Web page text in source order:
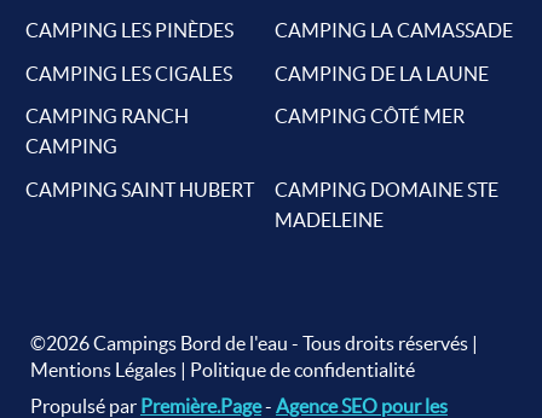
CAMPING LES PINÈDES
CAMPING LA CAMASSADE
CAMPING LES CIGALES
CAMPING DE LA LAUNE
CAMPING RANCH
CAMPING
CAMPING CÔTÉ MER
CAMPING SAINT HUBERT
CAMPING DOMAINE STE
MADELEINE
©2026 Campings Bord de l'eau - Tous droits réservés |
Mentions Légales| Politique de confidentialité
Propulsé par Première.Page- Agence SEO pour les